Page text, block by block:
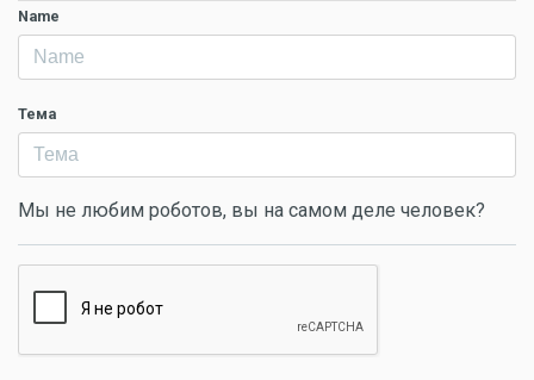
Name
Тема
Мы не любим роботов, вы на самом деле человек?